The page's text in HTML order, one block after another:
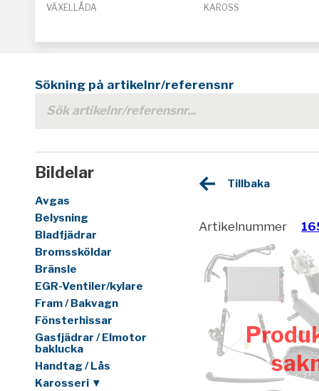
VÄXELLÅDA KAROSS
Sökning på artikelnr/referensnr
Bildelar
Avgas
Belysning
Bladfjädrar
Bromssköldar
Bränsle
EGR-Ventiler/kylare
Fram / Bakvagn
Fönsterhissar
Gasfjädrar / Elmotor
baklucka
Handtag / Lås
Karosseri ▼
Tillbaka
Artikelnummer